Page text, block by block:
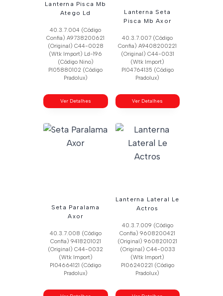
Lanterna Pisca Mb
Atego Ld
40.3.7.004 (Código
Confia) A9738200621
(Original) C44-0028
(Wtk Import) Ld-196
(Código Nino)
Pl05880102 (Código
Pradolux)
Ver Detalhes
Lanterna Seta
Pisca Mb Axor
40.3.7.007 (Código
Confia) A9408200221
(Original) C44-0031
(Wtk Import)
Pl04764135 (Código
Pradolux)
Ver Detalhes
Seta Paralama
Axor
40.3.7.008 (Código
Confia) 9418201021
(Original) C44-0032
(Wtk Import)
Pl04664121 (Código
Pradolux)
Lanterna Lateral Le
Actros
40.3.7.009 (Código
Confia) 9608200421
(Original) 9608201021
(Original) C44-0033
(Wtk Import)
Pl06240221 (Código
Pradolux)